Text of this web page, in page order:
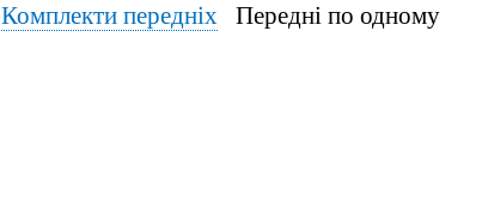
Комплекти передніхПередні по одному